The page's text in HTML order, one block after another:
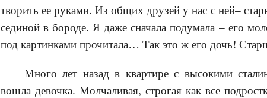
творить ее руками. Из общих друзей у нас с ней–
сединой в бороде. Я даже сначала подумала – его
под картинками прочитала… Так это ж его дочь!
Много лет назад в квартире с высокими
вошла девочка. Молчаливая, строгая как все